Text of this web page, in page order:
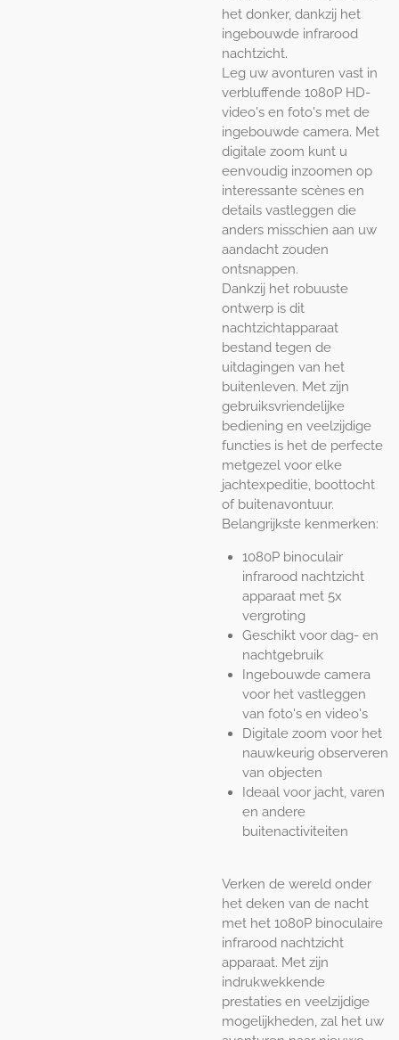
het donker, dankzij het
ingebouwde infrarood
nachtzicht.
Leg uw avonturen vast in
verbluffende 1080P HD-
video's en foto's met de
ingebouwde camera. Met
digitale zoom kunt u
eenvoudig inzoomen op
interessante scènes en
details vastleggen die
anders misschien aan uw
aandacht zouden
ontsnappen.
Dankzij het robuuste
ontwerp is dit
nachtzichtapparaat
bestand tegen de
uitdagingen van het
buitenleven. Met zijn
gebruiksvriendelijke
bediening en veelzijdige
functies is het de perfecte
metgezel voor elke
jachtexpeditie, boottocht
of buitenavontuur.
Belangrijkste kenmerken:
1080P binoculair
infrarood nachtzicht
apparaat met 5x
vergroting
Geschikt voor dag- en
nachtgebruik
Ingebouwde camera
voor het vastleggen
van foto's en video's
Digitale zoom voor het
nauwkeurig observeren
van objecten
Ideaal voor jacht, varen
en andere
buitenactiviteiten
Verken de wereld onder
het deken van de nacht
met het 1080P binoculaire
infrarood nachtzicht
apparaat. Met zijn
indrukwekkende
prestaties en veelzijdige
mogelijkheden, zal het uw